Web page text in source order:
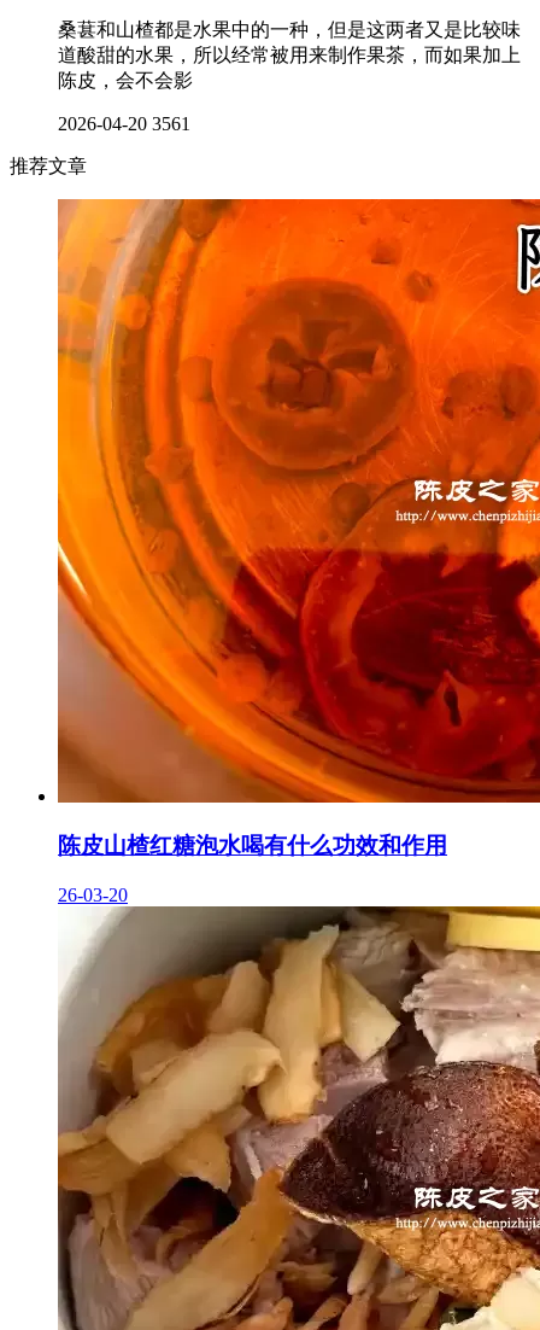
桑葚和山楂都是水果中的一种，但是这两者又是比较味
道酸甜的水果，所以经常被用来制作果茶，而如果加上
陈皮，会不会影
2026-04-20 3561
推荐文章
陈皮山楂红糖泡水喝有什么功效和作用
26-03-20